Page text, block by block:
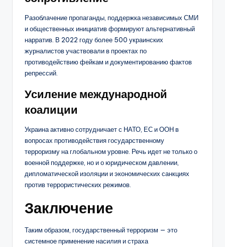
Разоблачение пропаганды, поддержка независимых СМИ
и общественных инициатив формируют альтернативный
нарратив. В 2022 году более 500 украинских
журналистов участвовали в проектах по
противодействию фейкам и документированию фактов
репрессий.
Усиление международной
коалиции
Украина активно сотрудничает с НАТО, ЕС и ООН в
вопросах противодействия государственному
терроризму на глобальном уровне. Речь идет не только о
военной поддержке, но и о юридическом давлении,
дипломатической изоляции и экономических санкциях
против террористических режимов.
Заключение
Таким образом, государственный терроризм — это
системное применение насилия и страха